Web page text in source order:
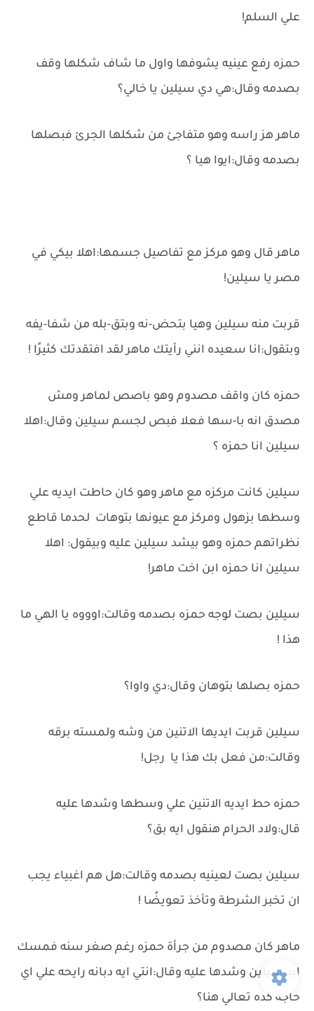
علي السلم!
حمزه رفع عينيه يشوفها واول ما شاف شكلها وقف
بصدمه وقال:هي دي سيلين يا خالي؟
ماهر هز راسه وهو متفاجئ من شكلها الجرئ فبصلها
بصدمه وقال:ايوا هيا ؟
ماهر قال وهو مركز مع تفاصيل جسمها:اهلا بيكي في
مصر يا سيلين!
قربت منه سيلين وهيا بتحض-نه وبتق-بله من شفا-يفه
وبتقول:انا سعيده انني رأيتك ماهر لقد افتقدتك كثيرًا !
حمزه كان واقف مصدوم وهو باصص لماهر ومش
مصدق انه با-سها فعلا فبص لجسم سيلين وقال:اهلا
سيلين انا حمزه ؟
سيلين كانت مركزه مع ماهر وهو كان حاطت ايديه علي
وسطها بزهول ومركز مع عيونها بتوهات لحدما قاطع
نظراتهم حمزه وهو بيشد سيلين عليه وبيقول: اهلا
سيلين انا حمزه ابن اخت ماهر!
سيلين بصت لوجه حمزه بصدمه وقالت:اوووه يا الهي ما
هذا !
حمزه بصلها بتوهان وقال:دي واوا؟
سيلين قربت ايديها الاتنين من وشه ولمسته برقه
وقالت:من فعل بك هذا يا رجل!
حمزه حط ايديه الاتنين علي وسطها وشدها عليه
قال:ولاد الحرام هنقول ايه بق؟
سيلين بصت لعينيه بصدمه وقالت:هل هم اغبياء يجب
ان تخبر الشرطة وتأخذ تعويضًا !
ماهر كان مصدوم من جرأة حمزه رغم صغر سنه فمسك
ايد سيلين وشدها عليه وقال:انتي ايه دبانه رايحه علي اي
حاجه كده تعالي هنا؟